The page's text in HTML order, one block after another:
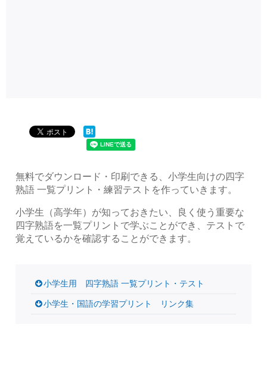
無料でダウンロード・印刷できる、小学生向けの四字
熟語 一覧プリント・練習テストを作っていきます。
小学生（高学年）が知っておきたい、良く使う重要な
四字熟語を一覧プリントで学ぶことができ、テストで
覚えているかを確認することができます。
小学生用 四字熟語 一覧プリント・テスト
小学生・国語の学習プリント リンク集